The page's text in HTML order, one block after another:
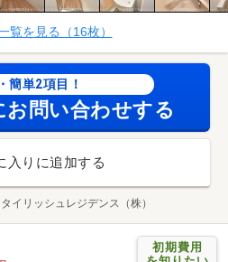
覧を見る（16枚）
簡単2項目！
お問い合わせする
入りに追加する
タイリッシュレジデンス（株）
初期費用